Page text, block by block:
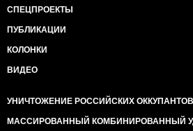
СПЕЦПРОЕКТЫ
ПУБЛИКАЦИИ
КОЛОНКИ
ВИДЕО
УНИЧТОЖЕНИЕ РОССИЙСКИХ ОККУПАНТОВ
МАССИРОВАННЫЙ КОМБИНИРОВАННЫЙ